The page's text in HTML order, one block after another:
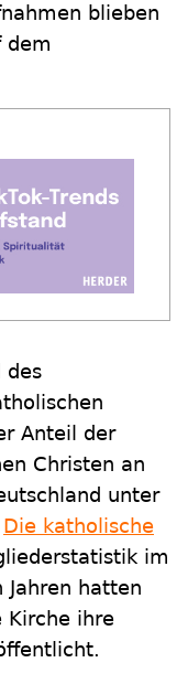
blieben
dem
des
Anteil der
Christen an
unter
Die katholische
im
Jahren hatten
Kirche ihre